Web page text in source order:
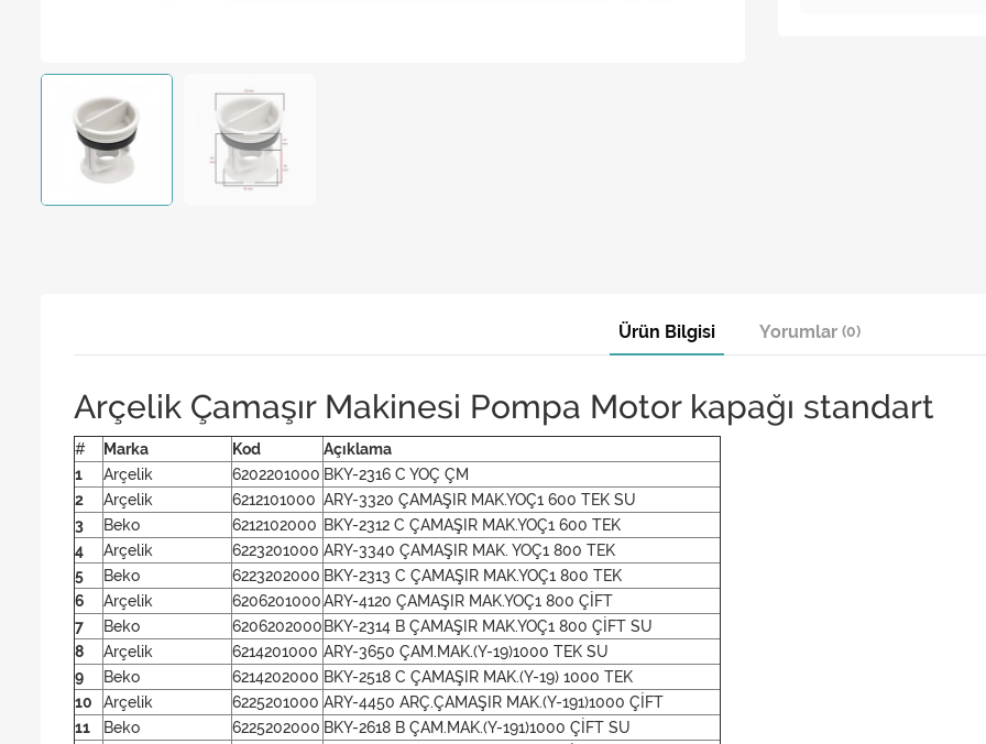
Ürün Bilgisi Yorumlar (0)
Arçelik Çamaşır Makinesi Pompa Motor kapağı standart
# Marka Kod
Açıklama
1
Arçelik 6202201000 BKY-2316 C YOÇ ÇM
2
Arçelik 6212101000 ARY-3320 ÇAMAŞIR MAK.YOÇ1 600 TEK SU
3
Beko 6212102000 BKY-2312 C ÇAMAŞIR MAK.YOÇ1 600 TEK
4
Arçelik 6223201000 ARY-3340 ÇAMAŞIR MAK. YOÇ1 800 TEK
5
Beko 6223202000 BKY-2313 C ÇAMAŞIR MAK.YOÇ1 800 TEK
6
Arçelik 6206201000ARY-4120 ÇAMAŞIR MAK.YOÇ1 800 ÇİFT
7
Beko 6206202000 BKY-2314 B ÇAMAŞIR MAK.YOÇ1 800 ÇİFT SU
8
Arçelik 6214201000 ARY-3650 ÇAM.MAK.(Y-19)1000 TEK SU
9
Beko 6214202000 BKY-2518 C ÇAMAŞIR MAK.(Y-19) 1000 TEK
10
Arçelik 6225201000 ARY-4450 ARÇ.ÇAMAŞIR MAK.(Y-191)1000 ÇİFT
11
Beko 6225202000 BKY-2618 B ÇAM.MAK.(Y-191)1000 ÇİFT SU